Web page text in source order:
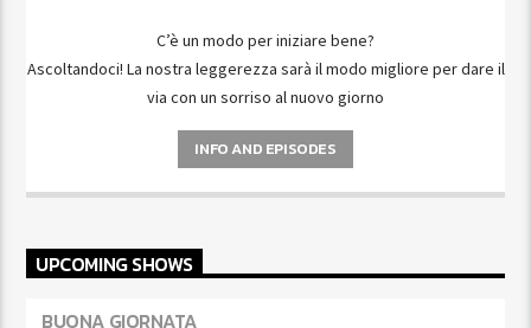
C’è un modo per iniziare bene?
Ascoltandoci! La nostra leggerezza sarà il modo migliore per dare il
via con un sorriso al nuovo giorno
INFO AND EPISODES
UPCOMING SHOWS
BUONA GIORNATA